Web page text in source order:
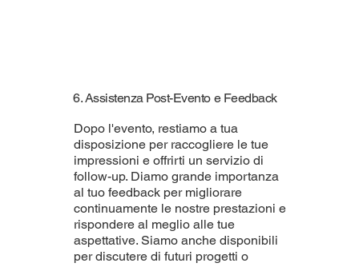
6. Assistenza Post-Evento e Feedback
Dopo l'evento, restiamo a tua
disposizione per raccogliere le tue
impressioni e offrirti un servizio di
follow-up. Diamo grande importanza
al tuo feedback per migliorare
continuamente le nostre prestazioni e
rispondere al meglio alle tue
aspettative. Siamo anche disponibili
per discutere di futuri progetti o